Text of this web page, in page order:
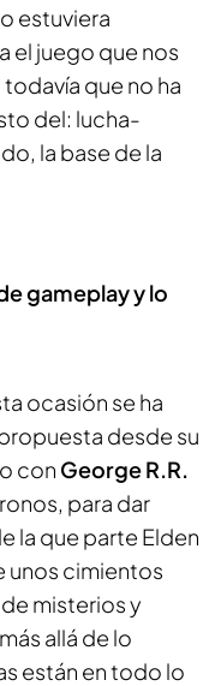
estuviera
el juego que nos
que no ha
del: lucha-
la base de la
gameplay y lo
ocasión se ha
desde su
con George R.R.
para dar
la que parte Elden
unos cimientos
misterios y
allá de lo
están en todo lo